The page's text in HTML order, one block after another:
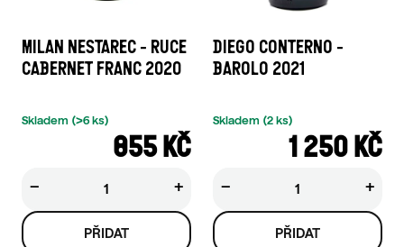
MILAN NESTAREC - RUCE
CABERNET FRANC 2020
855 KČ
Skladem (>6 ks)
+
−
DIEGO CONTERNO -
BAROLO 2021
1 250 KČ
Skladem (2 ks)
+
−